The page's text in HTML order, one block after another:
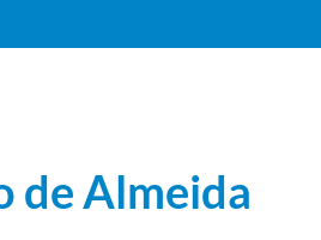
de Almeida